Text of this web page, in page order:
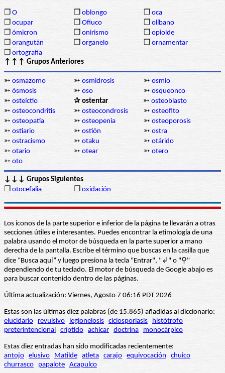
❒ O ❒ oblongo ❒ oca
❒ ocupar ❒ Ofiuco ❒ olíbano
❒ ómicron ❒ onirismo ❒ opioide
❒ orangután ❒ organelo ❒ ornamentar
❒ ortografía
↑↑↑ Grupos Anteriores
➳ osmazomo ➳ osmidrosis ➳ osmio
➳ ósmosis ➳ oso ➳ osqueonco
➳ osteíctio ✰ ostentar ➳ osteoblasto
➳ osteocondritis ➳ osteocondrosis ➳ osteofito
➳ osteopatía ➳ osteopenia ➳ osteoporosis
➳ ostiario ➳ ostión ➳ ostra
➳ ostracismo ➳ otaku ➳ otárido
➳ otario ➳ otear ➳ otero
➳ oto
↓↓↓ Grupos Siguientes
❒ otocefalia ❒ oxidación
Los iconos de la parte superior e inferior de la página te llevarán a otras
secciones útiles e interesantes. Puedes encontrar la etimología de una
palabra usando el motor de búsqueda en la parte superior a mano
derecha de la pantalla. Escribe el término que buscas en la casilla que
dice “Busca aquí” y luego presiona la tecla "Entrar", "↲" o "⚲"
dependiendo de tu teclado. El motor de búsqueda de Google abajo es
para buscar contenido dentro de las páginas.
Última actualización: Viernes, Agosto 7 06:16 PDT 2026
Estas son las últimas diez palabras (de 15.865) añadidas al diccionario:
elucidario
revulsivo legionelosis ciclosporiasis
histótrofo
preterintencional críptido achicar doctrina monocárpico
Estas diez entradas han sido modificadas recientemente:
antojo elusivo Matilde atleta carajo equivocación
chuico
churrasco
papalote Acapulco